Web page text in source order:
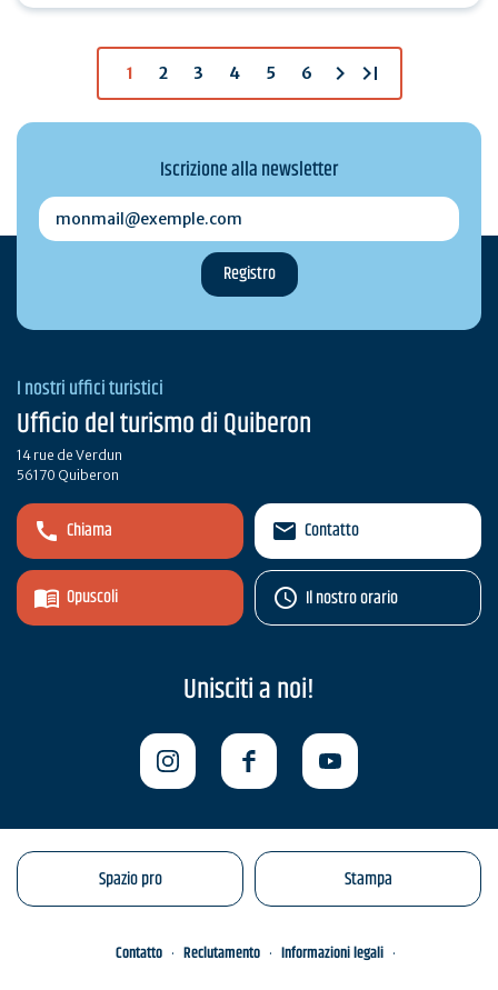
1 2 3 4 5 6 chevron_right last_page
Iscrizione alla newsletter
monmail@exemple.com
I nostri uffici turistici
Ufficio del turismo di Quiberon
14 rue de Verdun
56170 Quiberon
Chiama
Opuscoli
Contatto
Il nostro orario
Unisciti a noi!
Spazio pro Stampa
Contatto Reclutamento
Informazioni legali